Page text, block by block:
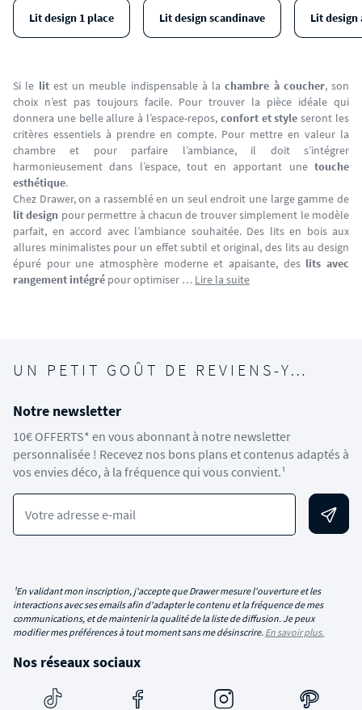
Lit design 1 place Lit design scandinave Lit design
Si le litest un meuble indispensable à lachambre à coucher, son
choix n’est pas toujours facile. Pour trouver la pièce idéale qui
donnera une belle allure à l’espace-repos, confort et style seront les
critères essentiels à prendre en compte. Pour mettre en valeur la
chambre et pour parfaire l’ambiance, il doit s’intégrer
harmonieusement dans l’espace, tout en apportant une touche
esthétique.
Chez Drawer, on a rassemblé en un seul endroit une large gamme de
lit design pour permettre à chacun de trouver simplement le modèle
parfait, en accord avec l’ambiance souhaitée. Des lits en bois aux
allures minimalistes pour un effet subtil et original, des lits au design
épuré pour une atmosphère moderne et apaisante, des lits avec
rangement intégré pour optimiser … Lire la suite
UN PETIT GOÛT DE REVIENS-Y…
Notre newsletter
10€ OFFERTS* en vous abonnant à notre newsletter
personnalisée ! Recevez nos bons plans et contenus adaptés à
vos envies déco, à la fréquence qui vous convient.¹
Votre adresse e-mail
¹En validant mon inscription, j'accepte que Drawer mesure l'ouverture et les
interactions avec ses emails afin d'adapter le contenu et la fréquence de mes
communications, et de maintenir la qualité de la liste de diffusion. Je peux
modifier mes préférences à tout moment sans me désinscrire. En savoir plus.
Nos réseaux sociaux